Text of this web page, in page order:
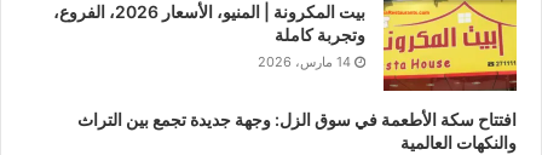
بيت المكرونة | المنيو، الأسعار 2026، الفروع،
وتجربة كاملة
14 مارس، 2026
افتتاح سكة الأطعمة في سوق الزل: وجهة جديدة تجمع بين التراث
والنكهات العالمية